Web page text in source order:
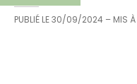
PUBLIÉ LE30/09/2024 – MIS À